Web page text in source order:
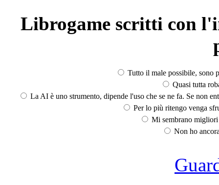
Librogame scritti con
Tutto il male possibile, sono
Quasi tutta
La AI è uno strumento, dipende l'uso che se ne fa. Se non
Per lo più ritengo venga
Mi sembrano
Non ho